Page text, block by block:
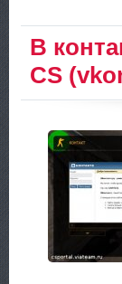
В
CS